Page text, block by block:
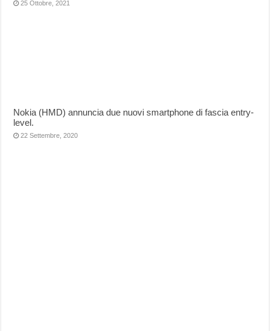
25 Ottobre, 2021
Nokia (HMD) annuncia due nuovi smartphone di fascia entry-
level.
22 Settembre, 2020